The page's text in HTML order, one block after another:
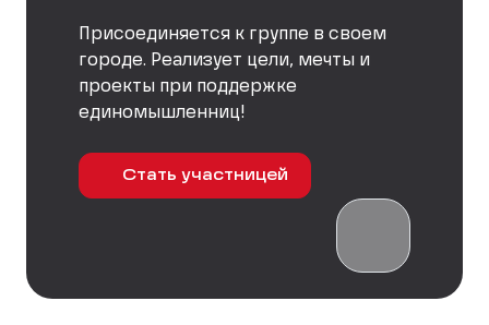
Присоединяется к группе в своем
городе. Реализует цели, мечты и
проекты при поддержке
единомышленниц!
Стать участницей